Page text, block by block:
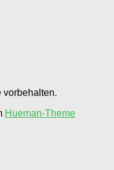
vorbehalten.
Hueman-Theme